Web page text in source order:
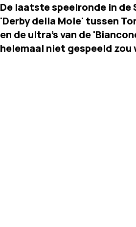
De laatste speelronde in de
'Derby della Mole' tussen
en de ultra's van de
helemaal niet gespeeld zou